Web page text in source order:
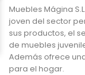
Muebles Mágina
joven del sector
sus productos, el
de muebles
Además ofrece
para el hogar.